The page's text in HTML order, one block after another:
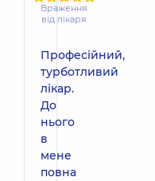
Враження
від лікаря
Професійний,
турботливий
лікар.
До
нього
в
мене
повна